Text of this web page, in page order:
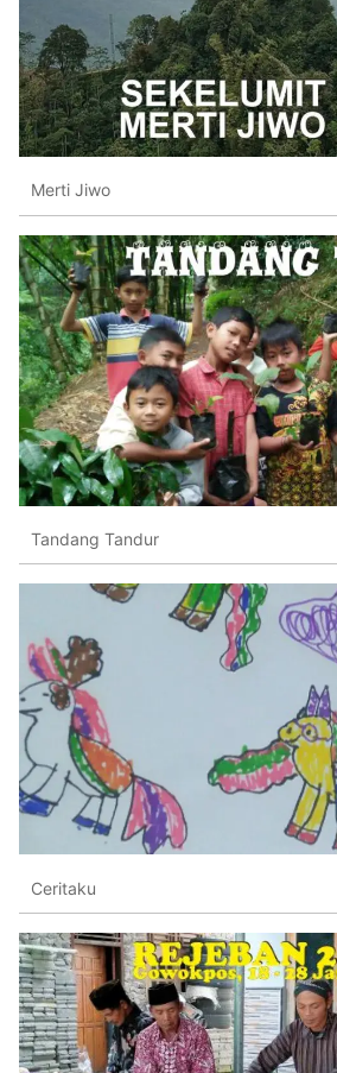
Merti Jiwo
Tandang Tandur
Ceritaku